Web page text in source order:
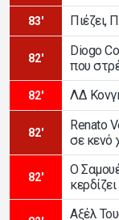
83' Πιέζει,
82'
Diogo
που
82' ΛΔ
82'
Renato
σε κενό
82'
Ο
Αξέλ